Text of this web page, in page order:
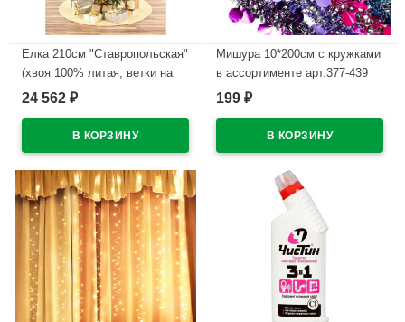
Елка 210см "Ставропольская"
(хвоя 100% литая, ветки на
шарнирах, подставка
24 562 ₽
Мишура 10*200см с кружками
в ассортименте арт.377-439
В наличии
199 ₽